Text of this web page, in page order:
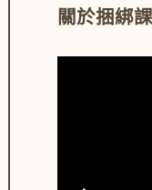
關於捆綁